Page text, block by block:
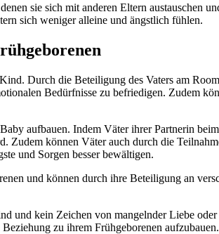
sie sich mit anderen Eltern austauschen
sich weniger alleine und ängstlich fühlen.
Durch die Beteiligung des Vaters am
Bedürfnisse zu befriedigen. Zudem
aufbauen. Indem Väter ihrer Partnerin
können Väter auch durch die
und Sorgen besser bewältigen.
und können durch ihre Beteiligung an
und kein Zeichen von mangelnder Liebe
zu ihrem Frühgeborenen aufzubauen.